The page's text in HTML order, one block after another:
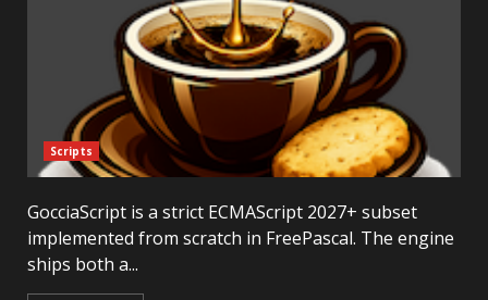
Scripts
GocciaScript is a strict ECMAScript 2027+ subset
implemented from scratch in FreePascal. The engine
ships both a...